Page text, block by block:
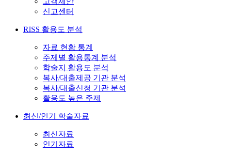
신고센터
RISS 활용도 분석
자료 현황 통계
주제별 활용통계 분석
학술지 활용도 분석
복사/대출제공 기관 분석
복사/대출신청 기관 분석
활용도 높은 주제
최신/인기 학술자료
최신자료
인기자료